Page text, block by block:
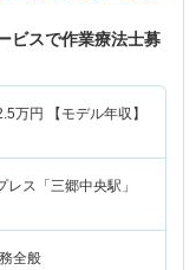
ビスで作業療法士募
万円
【モデル年収】
レス「三郷中央駅」
全般